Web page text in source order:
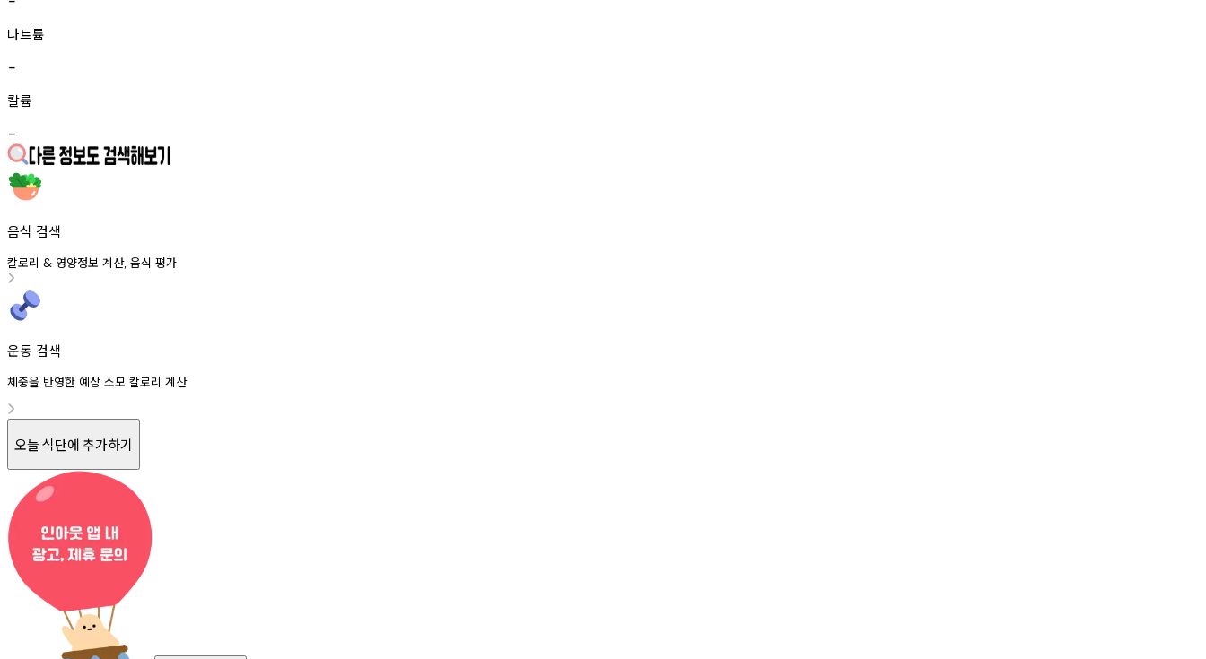
나트륨
-
칼륨
-
음식 검색
칼로리 & 영양정보 계산, 음식 평가
운동 검색
체중을 반영한 예상 소모 칼로리 계산
오늘 식단에 추가하기